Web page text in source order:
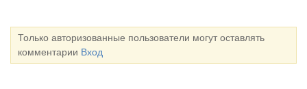
Только авторизованные пользователи могут оставлять
комментарии Вход